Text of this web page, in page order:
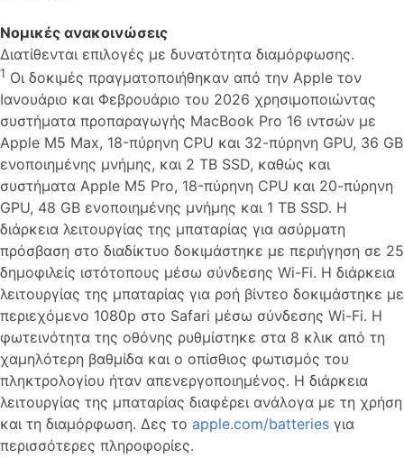
Νομικές ανακοινώσεις
Διατίθενται επιλογές με δυνατότητα διαμόρφωσης.
1 Οι δοκιμές πραγματοποιήθηκαν από την Apple τον
Ιανουάριο και Φεβρουάριο του 2026 χρησιμοποιώντας
συστήματα προπαραγωγής MacBook Pro 16 ιντσών με
Apple M5 Max, 18-πύρηνη CPU και 32-πύρηνη GPU, 36 GB
ενοποιημένης μνήμης, και 2 TB SSD, καθώς και
συστήματα Apple M5 Pro, 18-πύρηνη CPU και 20-πύρηνη
GPU, 48 GB ενοποιημένης μνήμης και 1 TB SSD. Η
διάρκεια λειτουργίας της μπαταρίας για ασύρματη
πρόσβαση στο διαδίκτυο δοκιμάστηκε με περιήγηση σε 25
δημοφιλείς ιστότοπους μέσω σύνδεσης Wi-Fi. Η διάρκεια
λειτουργίας της μπαταρίας για ροή βίντεο δοκιμάστηκε με
περιεχόμενο 1080p στο Safari μέσω σύνδεσης Wi-Fi. Η
φωτεινότητα της οθόνης ρυθμίστηκε στα 8 κλικ από τη
χαμηλότερη βαθμίδα και ο οπίσθιος φωτισμός του
πληκτρολογίου ήταν απενεργοποιημένος. Η διάρκεια
λειτουργίας της μπαταρίας διαφέρει ανάλογα με τη χρήση
και τη διαμόρφωση. Δες το apple.com/batteries για
περισσότερες πληροφορίες.